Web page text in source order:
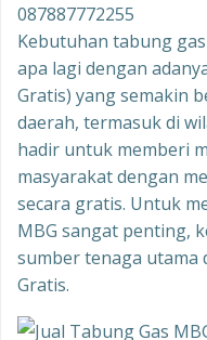
087887772255
Kebutuhan tabung
apa lagi dengan
Gratis) yang semakin
daerah, termasuk di
hadir untuk memberi
masyarakat dengan
secara gratis. Untuk
MBG sangat penting,
sumber tenaga utama
Gratis.